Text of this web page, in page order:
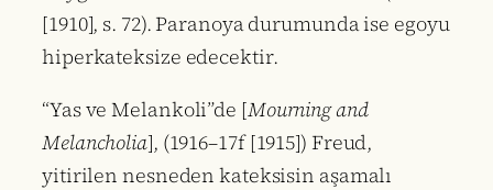
[1910], s. 72). Paranoya durumunda ise egoyu
hiperkateksize edecektir.
“Yas ve Melankoli”de [Mourning and
Melancholia], (1916–17f [1915]) Freud,
yitirilen nesneden kateksisin aşamalı